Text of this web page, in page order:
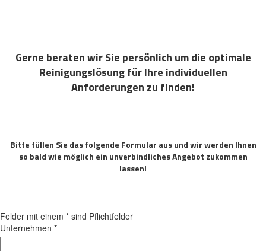
Gerne beraten wir Sie persönlich um die optimale
Reinigungslösung für Ihre individuellen
Anforderungen zu finden!
Bitte füllen Sie das folgende Formular aus und wir werden Ihnen
so bald wie möglich ein unverbindliches Angebot zukommen
lassen!
Felder mit einem * sind Pflichtfelder
Unternehmen *